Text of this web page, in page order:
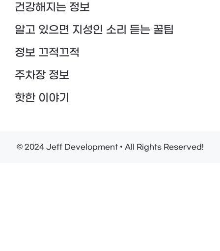
건강해지는 정보
알고 있으면 지성인 소리 듣는 꿀팁
정보 끄적끄적
주차장 정보
핫한 이야기
© 2024 Jeff Development • All Rights Reserved!